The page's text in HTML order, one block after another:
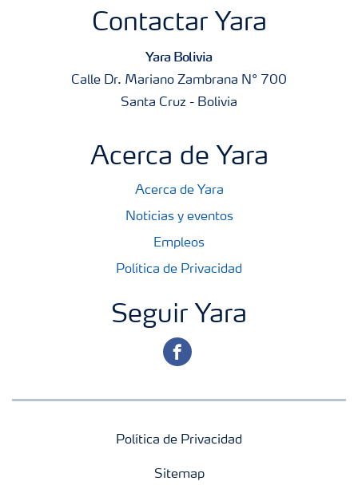
Contactar Yara
Yara Bolivia
Calle Dr. Mariano Zambrana N° 700
Santa Cruz - Bolivia
Acerca de Yara
Acerca de Yara
Noticias y eventos
Empleos
Política de Privacidad
Seguir Yara
facebook
Política de Privacidad
Sitemap